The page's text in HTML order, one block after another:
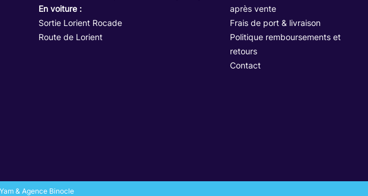
En voiture :
Sortie Lorient Rocade
Route de Lorient
après vente
Frais de port & livraison
Politique remboursements et
retours
Contact
& Agence Binocle